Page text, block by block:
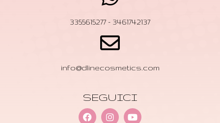
3355615277 - 3461742137
info@dlinecosmetics.com
SEGUICI